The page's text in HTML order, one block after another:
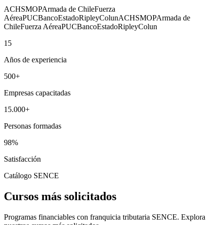
ACHSMOPArmada de ChileFuerza
AéreaPUCBancoEstadoRipleyColunACHSMOPArmada de
ChileFuerza AéreaPUCBancoEstadoRipleyColun
15
Años de experiencia
500+
Empresas capacitadas
15.000+
Personas formadas
98%
Satisfacción
Catálogo SENCE
Cursos más solicitados
Programas financiables con franquicia tributaria SENCE. Explora